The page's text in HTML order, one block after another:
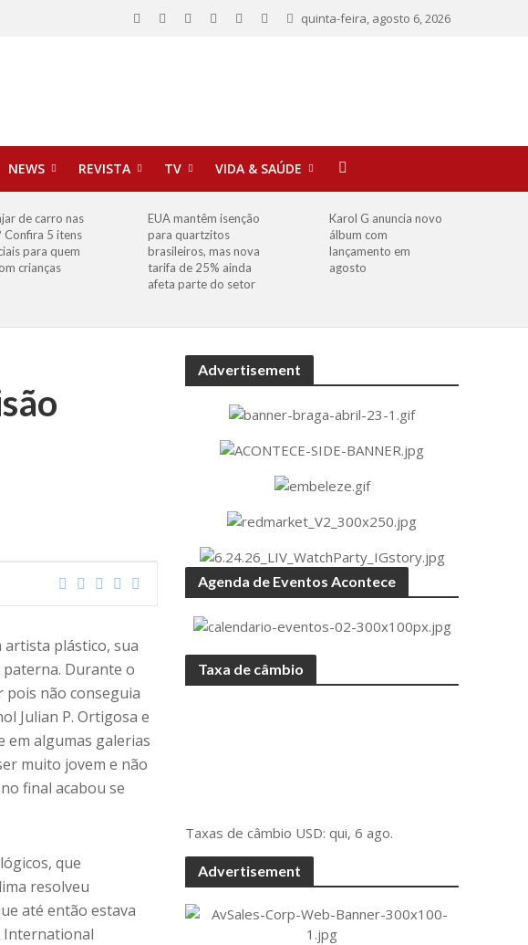
quinta-feira, agosto 6, 2026
NEWS REVISTA TV VIDA & SAÚDE
de carro nas
Confira 5 itens
para quem
crianças
EUA mantêm isenção
para quartzitos
brasileiros, mas nova
tarifa de 25% ainda
afeta parte do setor
Karol G anuncia novo
álbum com
lançamento em
agosto
artista plástico, sua
paterna. Durante o
pois não conseguia
Julian P. Ortigosa e
em algumas galerias
muito jovem e não
final acabou se
que
resolveu
até então estava
International
Advertisement
Agenda de Eventos Acontece
Taxa de câmbio
Taxas de câmbio USD: qui, 6 ago.
Advertisement